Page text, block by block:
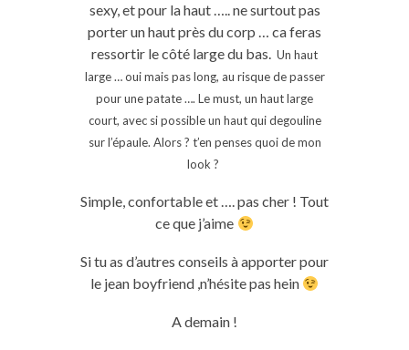
sexy, et pour la haut ….. ne surtout pas
porter un haut près du corp … ca feras
ressortir le côté large du bas. Un haut
large … oui mais pas long, au risque de passer
pour une patate …. Le must, un haut large
court, avec si possible un haut qui degouline
sur l’épaule. Alors ? t’en penses quoi de mon
look ?
Simple, confortable et …. pas cher ! Tout
ce que j’aime
Si tu as d’autres conseils à apporter pour
le jean boyfriend ,n’hésite pas hein
A demain !